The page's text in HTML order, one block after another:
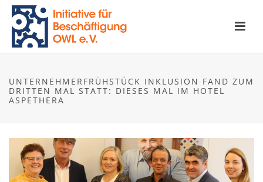
UNTERNEHMERFRÜHSTÜCK INKLUSION FAND ZUM
DRITTEN MAL STATT: DIESES MAL IM HOTEL
ASPETHERA